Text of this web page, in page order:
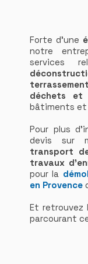
Forte d’une
notre
services
déchets et
bâtiments et
Pour plus
devis sur
transport
travaux
pour la
en Provence
Et retrouvez
parcourant